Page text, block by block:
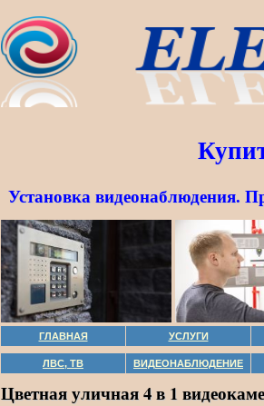
Установка видеонаблюдения.
ГЛАВНАЯ УСЛУГИ
ЛВС, ТВ ВИДЕОНАБЛЮДЕНИЕ
Цветная уличная 4 в 1